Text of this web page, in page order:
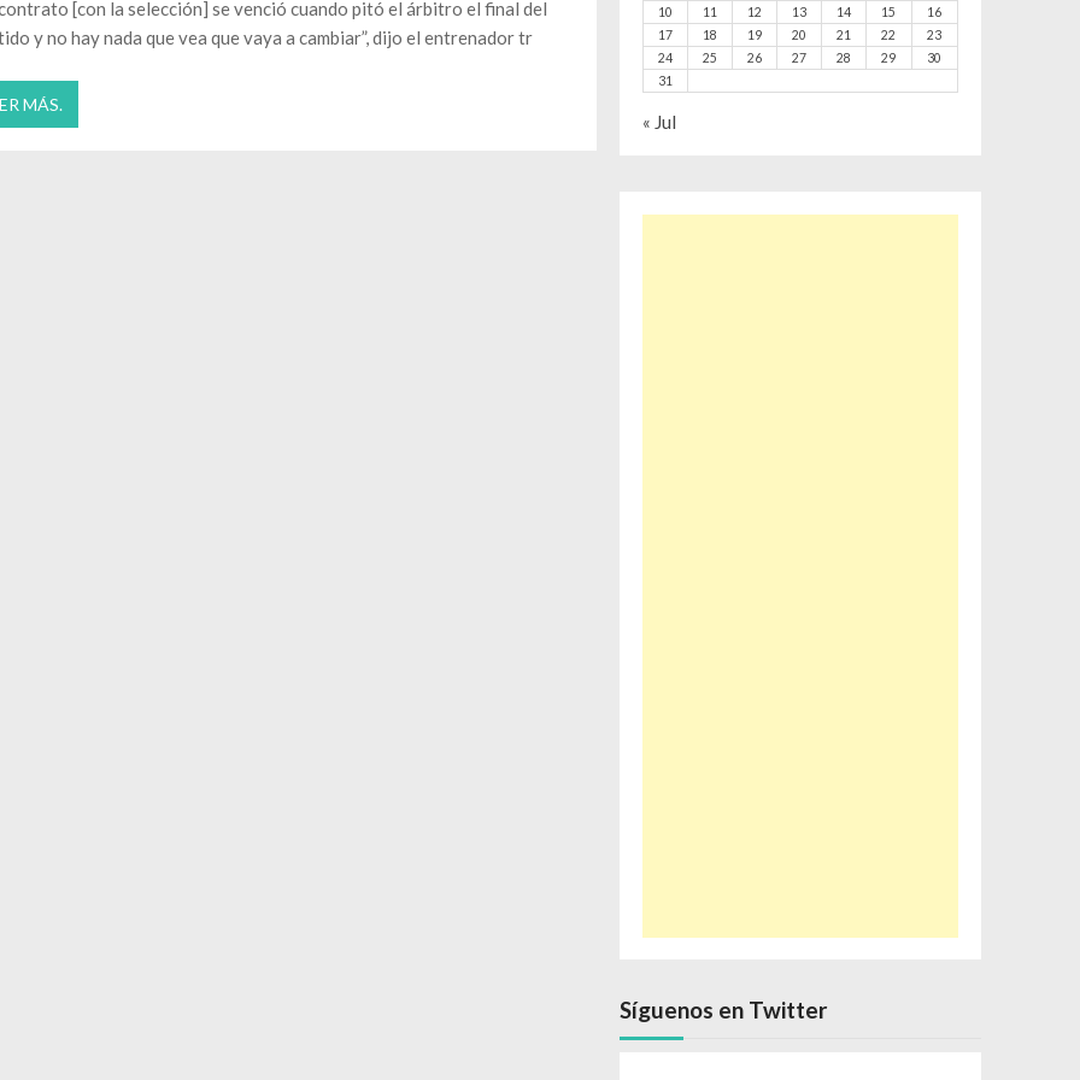
[con la selección] se venció cuando pitó el árbitro el final del
y no hay nada que vea que vaya a cambiar”, dijo el entrenador tr
MÁS.
10
11 12 13 14 15
16
17
18 19 20 21 22
23
24
25 26 27 28 29
30
31
« Jul
Síguenos en Twitter